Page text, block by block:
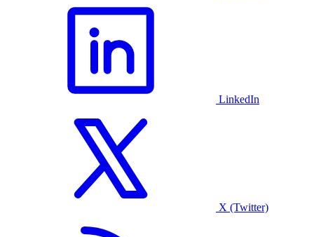
LinkedIn
X (Twitter)